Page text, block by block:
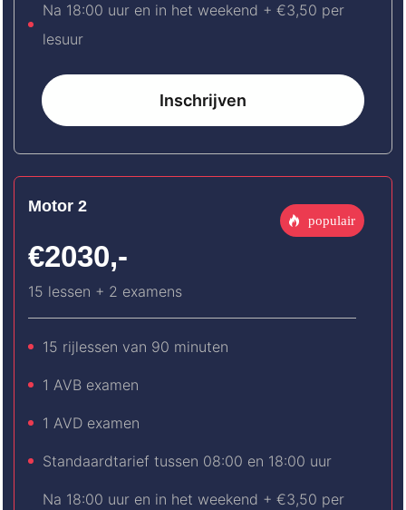
Na 18:00 uur en in het weekend + €3,50 per
lesuur
Inschrijven
Motor 2
populair
€2030,-
15 lessen + 2 examens
15 rijlessen van 90 minuten
1 AVB examen
1 AVD examen
Standaardtarief tussen 08:00 en 18:00 uur
Na 18:00 uur en in het weekend + €3,50 per